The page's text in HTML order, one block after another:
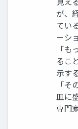
が、
てい
ーシ
「
るこ
示す
「
皿に
専門